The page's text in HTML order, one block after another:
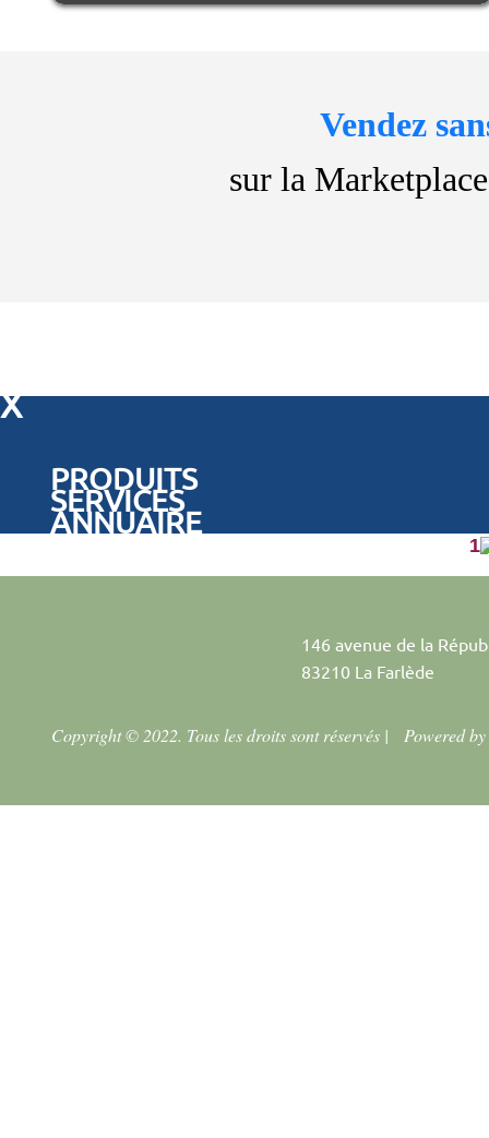
sur des centaines
X
PRODUITS
SERVICES
ANNUAIRE
1
146 avenue de la
83210 La Farlède
Copyright © 2022. Tous les droits sont réservés | Powered by